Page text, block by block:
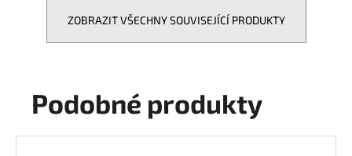
ZOBRAZIT VŠECHNY SOUVISEJÍCÍ PRODUKTY
Podobné produkty